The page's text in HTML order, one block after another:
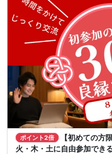
ポイント2倍
【初めての方
火・木・土に自由参加でき